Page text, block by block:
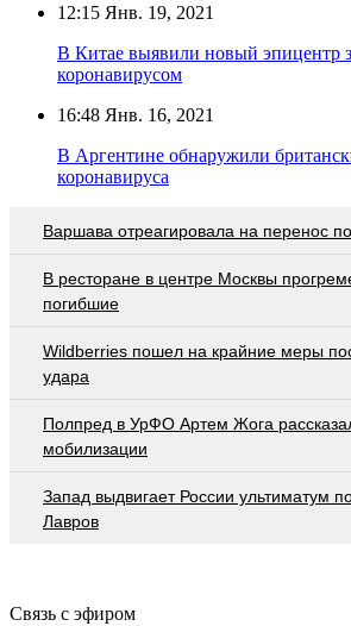
12:15 Янв. 19, 2021
В Китае выявили новый эпицентр
коронавирусом
16:48 Янв. 16, 2021
В Аргентине обнаружили
коронавируса
Варшава отреагировала на перенос
В ресторане в центре Москвы
погибшие
Wildberries пошел на крайние меры
удара
Полпред в УрФО Артем Жога
мобилизации
Запад выдвигает России ультиматум
Лавров
Связь с эфиром